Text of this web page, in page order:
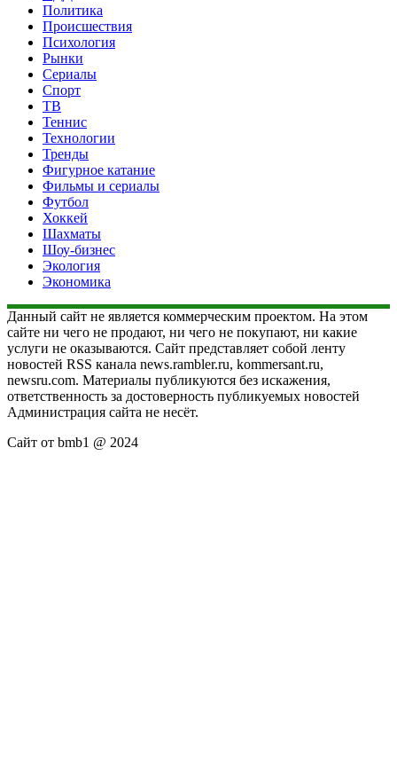
Политика
Происшествия
Психология
Рынки
Сериалы
Спорт
ТВ
Теннис
Технологии
Тренды
Фигурное катание
Фильмы и сериалы
Футбол
Хоккей
Шахматы
Шоу-бизнес
Экология
Экономика
Данный сайт не является коммерческим проектом. На этом
сайте ни чего не продают, ни чего не покупают, ни какие
услуги не оказываются. Сайт представляет собой ленту
новостей RSS канала news.rambler.ru, kommersant.ru,
newsru.com. Материалы публикуются без искажения,
ответственность за достоверность публикуемых новостей
Администрация сайта не несёт.
Сайт от bmb1 @ 2024